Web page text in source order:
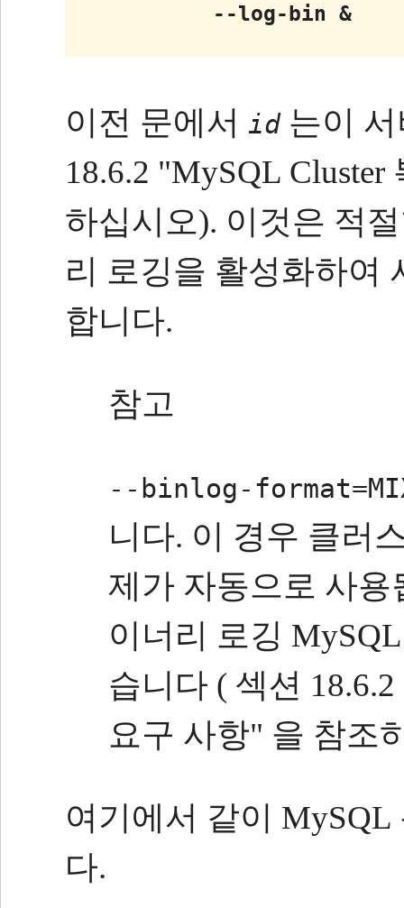
--log-bin &
이전 문에서 id는이 서
18.6.2 "MySQL
하십시오). 이것은 적
리 로깅을 활성화하여
합니다.
참고
--binlog-
니다. 이 경우 클러
제가 자동으로 사용
이너리 로깅
습니다 ( 섹션
요구 사항" 을 참조
여기에서 같이
다.